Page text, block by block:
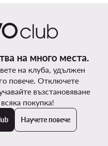
на много места.
на клуба, удължен
повече. Отключете
възстановяване
покупка!
Научете повече